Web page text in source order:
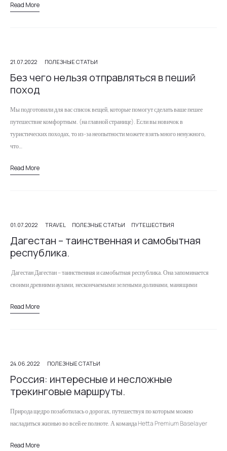
независимость от…
Read More
21.07.2022 ПОЛЕЗНЫЕ СТАТЬИ
Без чего нельзя отправляться в пеший
поход
Мы подготовили для вас список вещей, которые помогут сделать ваше пешее
путешествие комфортным. (на главной странице). Если вы новичок в
туристических походах, то из-за неопытности можете взять много ненужного,
что…
Read More
01.07.2022 TRAVEL ПОЛЕЗНЫЕ СТАТЬИ ПУТЕШЕСТВИЯ
Дагестан – таинственная и самобытная
республика.
Дагестан Дагестан – таинственная и самобытная республика. Она запоминается
своими древними аулами, нескончаемыми зелеными долинами, манящими
только начинает развиваться, поэтому вы скорее…
Read More
24.06.2022 ПОЛЕЗНЫЕ СТАТЬИ
Россия: интересные и несложные
трекинговые маршруты.
Природа щедро позаботилась о дорогах, путешествуя по которым можно
насладиться жизнью во всей ее полноте. А команда Hetta Premium Baselayer
Read More